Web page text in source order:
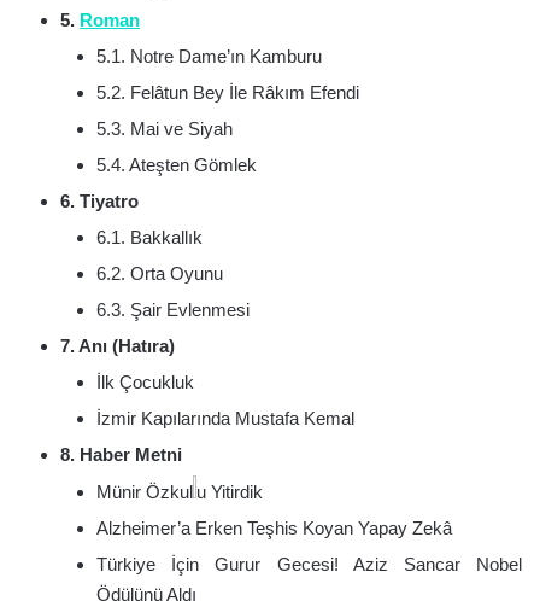
5. Roman
5.1. Notre Dame’ın Kamburu
5.2. Felâtun Bey İle Râkım Efendi
5.3. Mai ve Siyah
5.4. Ateşten Gömlek
6. Tiyatro
6.1. Bakkallık
6.2. Orta Oyunu
6.3. Şair Evlenmesi
7. Anı (Hatıra)
İlk Çocukluk
İzmir Kapılarında Mustafa Kemal
8. Haber Metni
Münir Özkul u Yitirdik
Alzheimer’a Erken Teşhis Koyan Yapay Zekâ
Türkiye İçin Gurur Gecesi! Aziz Sancar Nobel
Ödülünü Aldı